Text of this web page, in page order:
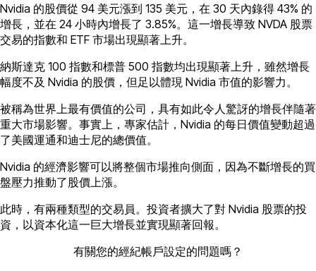
Nvidia 的股價從 94 美元漲到 135 美元，在 30 天內錄得 43% 的
增長，並在 24 小時內增長了 3.85%。這一增長導致 NVDA 股票
交易的指數和 ETF 市場出現顯著上升。
納斯達克 100 指數和標普 500 指數均出現顯著上升，雖然增長
幅度不及 Nvidia 的股價，但足以體現 Nvidia 市值的影響力。
被稱為世界上最有價值的公司，具有如此令人驚訝的增長伴隨著
重大市場影響。事實上，專家估計，Nvidia 的每日價值變動超過
了美國運通和迪士尼的總價值。
Nvidia 的經濟影響可以將整個市場推向側面，因為不斷增長的買
盤壓力推動了股價上漲。
此時，有兩種類型的交易員。投資者擴大了對 Nvidia 股票的投
資，以資本化這一巨大增長並實現顯著回報。
有關您的經紀帳戶設定的問題嗎？